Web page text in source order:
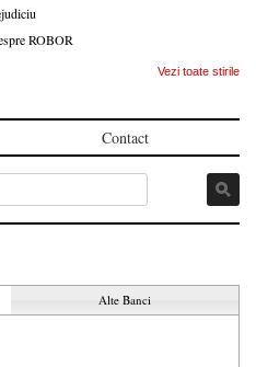
ROBOR
Vezi toate stirile
Contact
Alte Banci